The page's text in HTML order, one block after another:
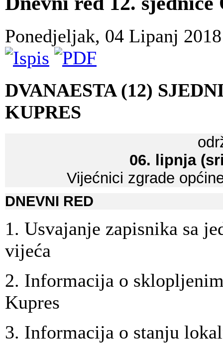
Ponedjeljak, 04 Lipanj
DVANAESTA (12)
KUPRES
06. lipnja
Vijećnici zgrade
DNEVNI RED
1. Usvajanje zapisnika sa
vijeća
2. Informacija o
Kupres
3. Informacija o stanju